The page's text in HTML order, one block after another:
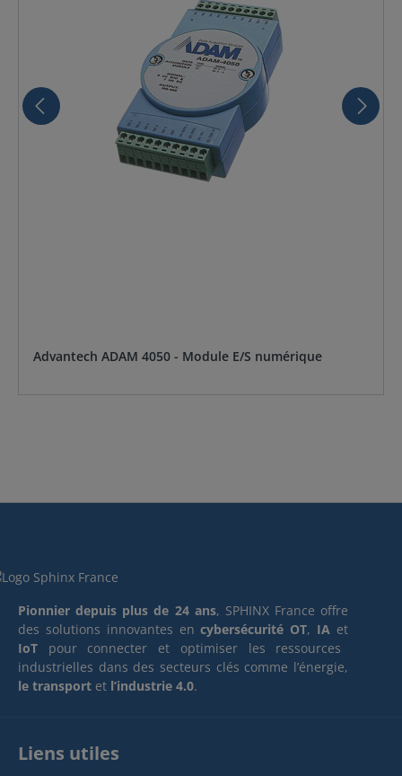
Advantech ADAM 4050 - Module E/S numérique
Pionnier depuis plus de 24 ans, SPHINX France offre
des solutions innovantes encybersécurité OT, IA et
IoT pour connecter et optimiser les ressources
industrielles dans des secteurs clés comme l’énergie,
le transport et l’industrie 4.0.
Liens utiles